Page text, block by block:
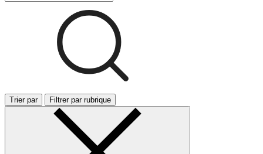
Trier par Filtrer par rubrique